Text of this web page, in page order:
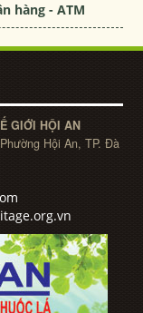
hàng - ATM
GIỚI HỘI AN
Hội An, TP. Đà